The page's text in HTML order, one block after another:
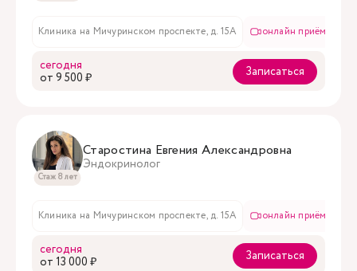
Клиника на Мичуринском проспекте, д. 15А онлайн приём
сегодня
oт 9 500 ₽
Записаться
Стаж 8 лет
Старостина Евгения Александровна
Эндокринолог
Клиника на Мичуринском проспекте, д. 15А онлайн приём
сегодня
oт 13 000 ₽
Записаться